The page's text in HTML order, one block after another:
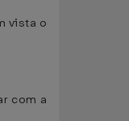
vista o
com a